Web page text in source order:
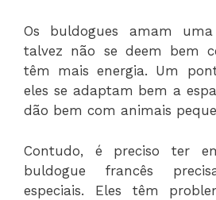
Os buldogues amam
talvez não se deem bem
têm mais energia. Um
eles se adaptam bem a
dão bem com animais
Contudo, é preciso ter
buldogue francês
especiais. Eles têm